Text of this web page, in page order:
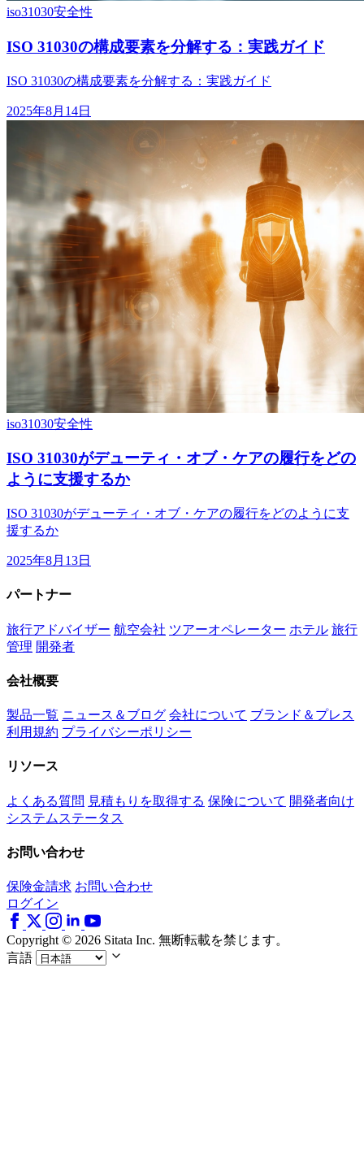
iso31030安全性
ISO 31030の構成要素を分解する：実践ガイド
ISO 31030の構成要素を分解する：実践ガイド
2025年8月14日
iso31030安全性
ISO 31030がデューティ・オブ・ケアの履行をどの
ように支援するか
ISO 31030がデューティ・オブ・ケアの履行をどのように支
援するか
2025年8月13日
パートナー
旅行アドバイザー 航空会社 ツアーオペレーター ホテル 旅行
管理 開発者
会社概要
製品一覧 ニュース＆ブログ 会社について ブランド＆プレス
利用規約 プライバシーポリシー
リソース
よくある質問 見積もりを取得する 保険について 開発者向け
システムステータス
お問い合わせ
保険金請求 お問い合わせ
ログイン
Copyright © 2026 Sitata Inc. 無断転載を禁じます。
言語